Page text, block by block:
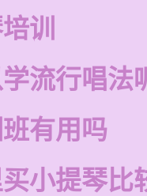
训
流行唱法
有用吗
小提琴比